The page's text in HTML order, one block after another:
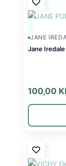
JANE
Jane
100,00